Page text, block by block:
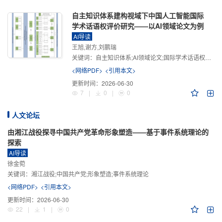
自主知识体系建构视域下中国人工智能国际
学术话语权评价研究——以AI领域论文为例
AI导读
王旭,谢方,刘鹏瑞
关键词： 自主知识体系;AI领域论文;国际学术话语权评价;学术影响力;学术感知力;学术传播力;学术引领力
<网络PDF> <引用本文>
更新时间： 2026-06-30
7
| 0 | 0
人文论坛
由湘江战役探寻中国共产党革命形象塑造——基于事件系统理论的
探索
AI导读
徐金菀
关键词： 湘江战役;中国共产党;形象塑造;事件系统理论
<网络PDF> <引用本文>
更新时间： 2026-06-30
22
| 1 | 0